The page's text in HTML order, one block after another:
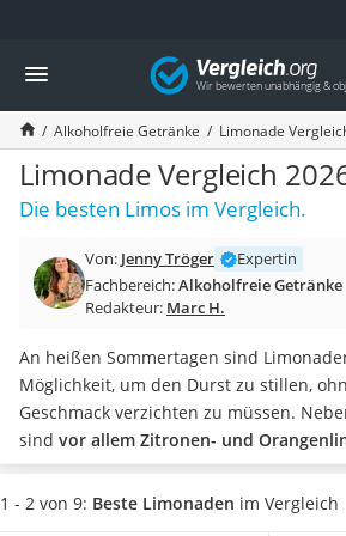
Die beliebtesten Vergleiche nach Kategorie
Lebensmittel
Schwarzkümmelöl
Knäckebrot
Schwarzkümmelöl-Kapseln
Manukahonig
Eiklar
Balsamico-Essig
Schwarzkümmelöl bio
Honig
Gemüsebrühe
Eiskaffee-Pulver
Irischer Whiskey
Grapefruitkernextrakt
Matcha-Set
Vergleich
Alkoholfreie Getränke Limonade
Limonade Vergleich
Die besten Limos im Vergleich.
Von: Jenny Tröger
Expertin
Fachbereich:Alkoholfreie Getränke
Redakteur: Marc H.
An heißen Sommertagen sind
Möglichkeit, um den Durst zu stillen,
Geschmack verzichten zu müssen.
sind vor allem Zitronen- und
Aber auch ausgefallenere
Pfirsich, Kokos und Kräuter werden
1 - 2 von 9: Beste Limonaden im Vergleich